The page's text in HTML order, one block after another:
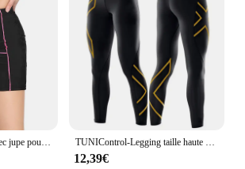
12,39€